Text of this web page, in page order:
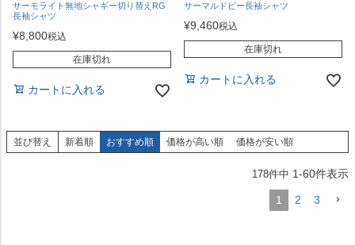
サーモライト無地シャギー切り替えRG
長袖シャツ
¥8,800税込
在庫切れ
カートに入れる
サーマルドビー長袖シャツ
¥9,460税込
在庫切れ
カートに入れる
並び替え 新着順 おすすめ順 価格が高い順 価格が安い順
178件中 1-60件表示
1 2 3